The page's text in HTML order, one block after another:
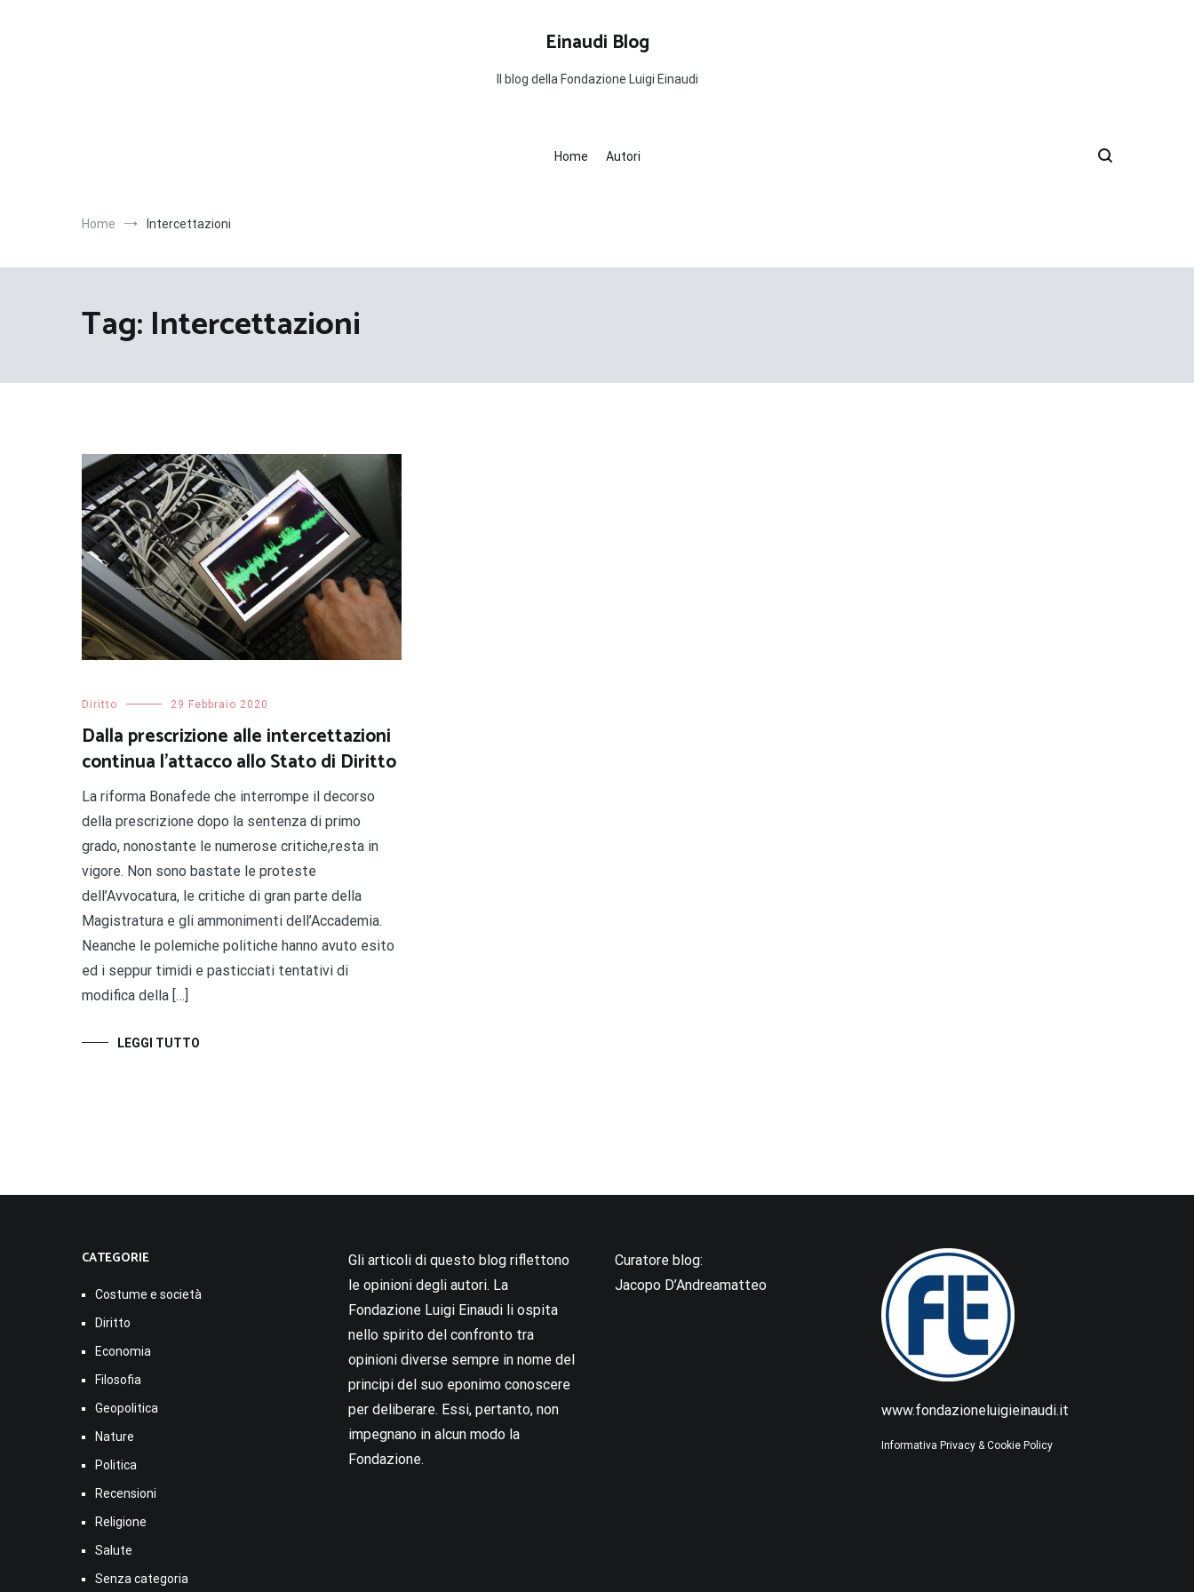
Einaudi Blog
Il blog della Fondazione Luigi Einaudi
Home Autori
Home Intercettazioni
Tag: Intercettazioni
Diritto 29 Febbraio 2020
Dalla prescrizione alle intercettazioni
continua l’attacco allo Stato di Diritto
La riforma Bonafede che interrompe il decorso
della prescrizione dopo la sentenza di primo
grado, nonostante le numerose critiche,resta in
vigore. Non sono bastate le proteste
dell’Avvocatura, le critiche di gran parte della
Magistratura e gli ammonimenti dell’Accademia.
Neanche le polemiche politiche hanno avuto esito
ed i seppur timidi e pasticciati tentativi di
modifica della […]
LEGGI TUTTO
CATEGORIE
Costume e società
Diritto
Economia
Filosofia
Geopolitica
Nature
Politica
Recensioni
Religione
Salute
Senza categoria
Gli articoli di questo blog riflettono
le opinioni degli autori. La
Fondazione Luigi Einaudi li ospita
nello spirito del confronto tra
opinioni diverse sempre in nome del
principi del suo eponimo conoscere
per deliberare. Essi, pertanto, non
impegnano in alcun modo la
Fondazione.
Curatore blog:
Jacopo D’Andreamatteo
www.fondazioneluigieinaudi.it
Informativa Privacy & Cookie Policy